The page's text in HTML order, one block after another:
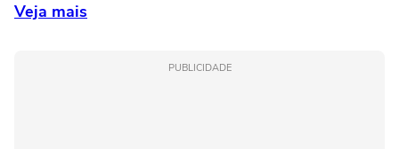
Veja mais
PUBLICIDADE